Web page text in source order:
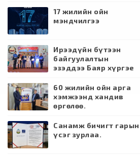
17 жилийн ойн
мэндчилгээ
Ирээдүйн бүтээн
байгуулалтын
эзэддээ Баяр хүргэе
60 жилийн ойн арга
хэмжээнд хандив
өргөлөө.
Санамж бичигт гарын
үсэг зурлаа.